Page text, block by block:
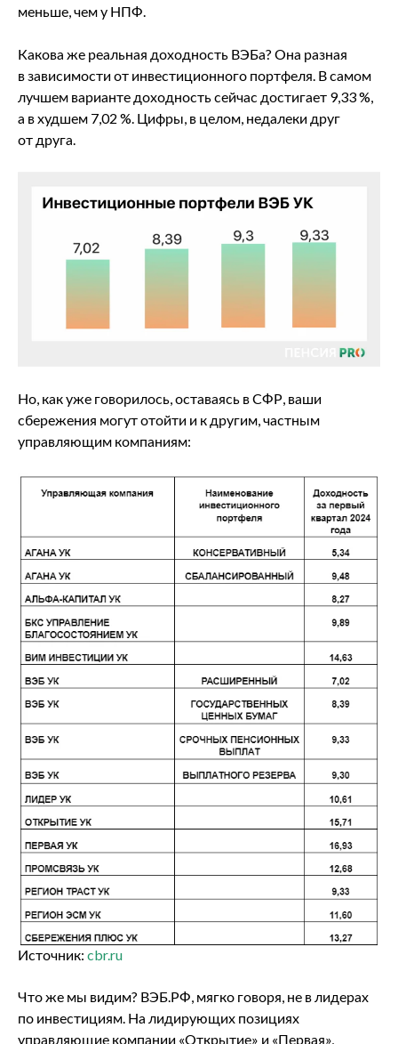
меньше, чем у НПФ.
Какова же реальная доходность ВЭБа? Она разная
в зависимости от инвестиционного портфеля. В самом
лучшем варианте доходность сейчас достигает 9,33 %,
а в худшем 7,02 %. Цифры, в целом, недалеки друг
от друга.
Но, как уже говорилось, оставаясь в СФР, ваши
сбережения могут отойти и к другим, частным
управляющим компаниям:
Источник: cbr.ru
Что же мы видим? ВЭБ.РФ, мягко говоря, не в лидерах
по инвестициям. На лидирующих позициях
управляющие компании «Открытие» и «Первая»,